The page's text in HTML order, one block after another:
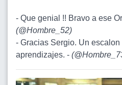
- Que genial !! Bravo a ese
(@Hombre_52)
- Gracias Sergio. Un
aprendizajes. - (